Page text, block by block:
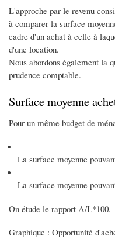
L'approche par le revenu
à comparer la surface
cadre d'un achat à celle à
d'une location.
Nous abordons également la
prudence comptable.
Surface moyenne
Pour un même budget de
La surface moyenne
La surface moyenne
On étude le rapport A/L*100.
Graphique : Opportunité